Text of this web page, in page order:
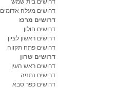
דרושים בית שמש
דרושים מעלה אדומים
דרושים מרכז
דרושים חולון
דרושים ראשון לציון
דרושים פתח תקווה
דרושים שרון
דרושים ראש העין
דרושים נתניה
דרושים כפר סבא